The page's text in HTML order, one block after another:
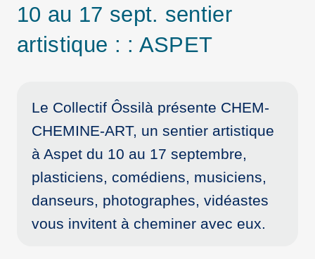
10 au 17 sept. sentier
artistique : : ASPET
Le Collectif Ôssilà présente CHEM-
CHEMINE-ART, un sentier artistique
à Aspet du 10 au 17 septembre,
plasticiens, comédiens, musiciens,
danseurs, photographes, vidéastes
vous invitent à cheminer avec eux.